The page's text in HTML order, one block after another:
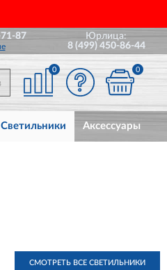
ПО ВСЕЙ РОССИИ
87
Юрлица:
8 (499) 450-86-44
0 0
Светильники Аксессуары
СМОТРЕТЬ ВСЕ СВЕТИЛЬНИКИ